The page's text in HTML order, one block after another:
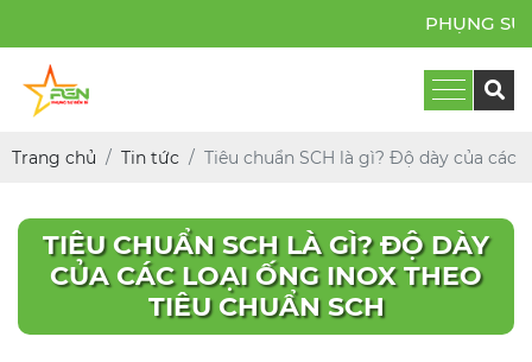
Trang chủ Tin tức Tiêu chuẩn SCH là gì? Độ dày của các
TIÊU CHUẨN SCH LÀ GÌ? ĐỘ DÀY
CỦA CÁC LOẠI ỐNG INOX THEO
TIÊU CHUẨN SCH